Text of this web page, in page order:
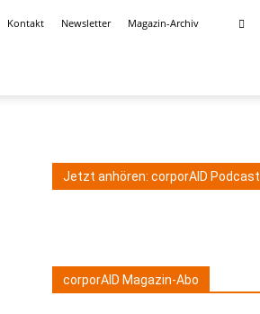
Kontakt Newsletter Magazin-Archiv
Jetzt anhören: corporAID Podcast
corporAID Magazin-Abo